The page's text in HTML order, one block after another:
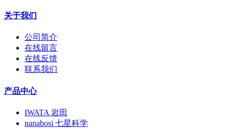
关于我们
公司简介
在线留言
在线反馈
联系我们
产品中心
IWATA 岩田
nanabosi 七星科学